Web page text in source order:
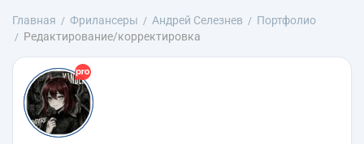
Главная Фрилансеры Андрей Селезнев
Портфолио
Редактирование/корректировка